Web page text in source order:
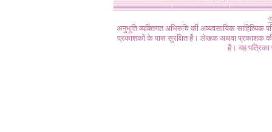
अनुभूति व्यक्तिगत अभिरुचि की अव्यवसायिक
प्रकाशकों के पास सुरक्षित हैं। लेखक अथवा प्रकाशक की
है। यह पत्रिका